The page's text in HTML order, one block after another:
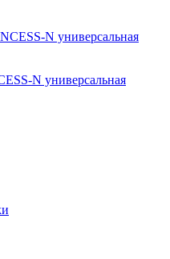
N универсальная